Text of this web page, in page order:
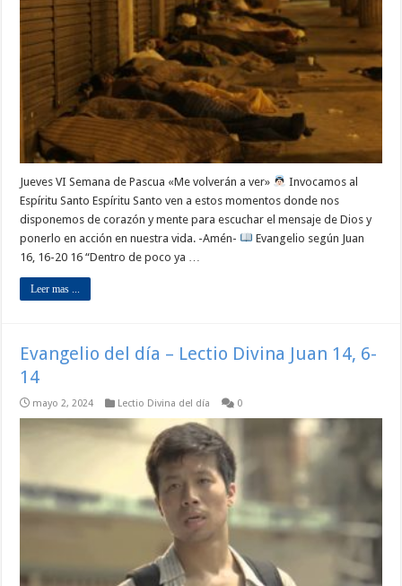
Jueves VI Semana de Pascua «Me volverán a ver»
Invocamos al
Espíritu Santo Espíritu Santo ven a estos momentos donde nos
disponemos de corazón y mente para escuchar el mensaje de Dios y
ponerlo en acción en nuestra vida. -Amén-
Evangelio según Juan
16, 16-20 16 “Dentro de poco ya …
Leer mas ...
Evangelio del día – Lectio Divina Juan 14, 6-
14
mayo 2, 2024 Lectio Divina del día 0